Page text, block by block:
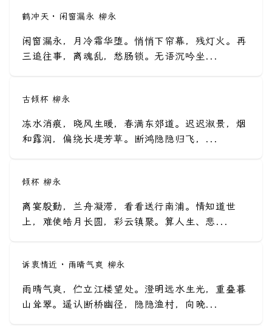
鹤冲天 · 闲窗漏永 柳永
闲窗漏永，月冷霜华堕。悄悄下帘幕，残灯火。再
三追往事，离魂乱，愁肠锁。无语沉吟坐...
古倾杯 柳永
冻水消痕，晓风生暖，春满东郊道。迟迟淑景，烟
和露润，偏绕长堤芳草。断鸿隐隐归飞，...
倾杯 柳永
离宴殷勤，兰舟凝滞，看看送行南浦。情知道世
上，难使皓月长圆，彩云镇聚。算人生、悲...
诉衷情近 · 雨晴气爽 柳永
雨晴气爽，伫立江楼望处。澄明远水生光，重叠暮
山耸翠。遥认断桥幽径，隐隐渔村，向晚...